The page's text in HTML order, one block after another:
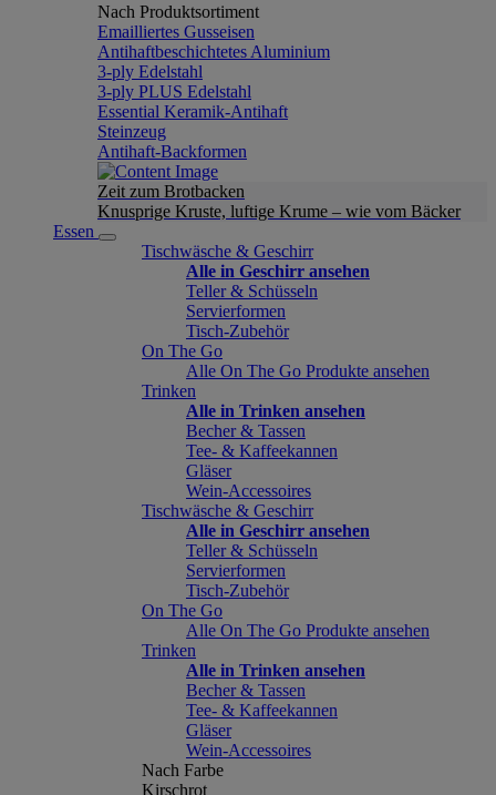
Nach Produktsortiment
Emailliertes Gusseisen
Antihaftbeschichtetes Aluminium
3-ply Edelstahl
3-ply PLUS Edelstahl
Essential Keramik-Antihaft
Steinzeug
Antihaft-Backformen
Zeit zum Brotbacken
Knusprige Kruste, luftige Krume – wie vom Bäcker
Essen
Tischwäsche & Geschirr
Alle in Geschirr ansehen
Teller & Schüsseln
Servierformen
Tisch-Zubehör
On The Go
Alle On The Go Produkte ansehen
Trinken
Alle in Trinken ansehen
Becher & Tassen
Tee- & Kaffeekannen
Gläser
Wein-Accessoires
Tischwäsche & Geschirr
Alle in Geschirr ansehen
Teller & Schüsseln
Servierformen
Tisch-Zubehör
On The Go
Alle On The Go Produkte ansehen
Trinken
Alle in Trinken ansehen
Becher & Tassen
Tee- & Kaffeekannen
Gläser
Wein-Accessoires
Nach Farbe
Kirschrot